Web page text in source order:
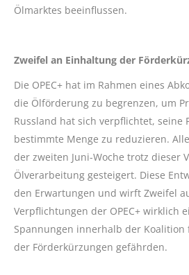
Ölmarktes beeinflussen.
Zweifel an Einhaltung der
Die OPEC+ hat im Rahmen eines
die Ölförderung zu begrenzen, um
Russland hat sich verpflichtet, seine
bestimmte Menge zu reduzieren.
der zweiten Juni-Woche trotz dieser
Ölverarbeitung gesteigert. Diese
den Erwartungen und wirft Zweifel
Verpflichtungen der OPEC+ wirklich
Spannungen innerhalb der
der Förderkürzungen gefährden.